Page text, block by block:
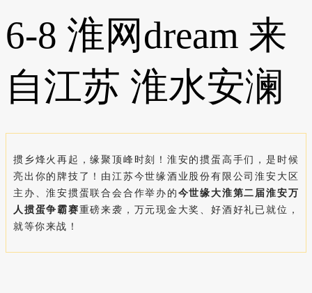
6-8 淮网dream 来
自江苏 淮水安澜
掼乡烽火再起，缘聚顶峰时刻！淮安的掼蛋高手们，是时候
亮出你的牌技了！由江苏今世缘酒业股份有限公司淮安大区
主办、淮安掼蛋联合会合作举办的今世缘大淮第二届淮安万
人掼蛋争霸赛重磅来袭，万元现金大奖、好酒好礼已就位，
就等你来战！